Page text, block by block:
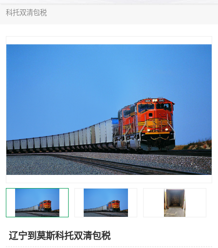
科托双清包税
辽宁到莫斯科托双清包税
中欧班列
蒙古乌兰巴托双清包税 蒙古乌兰巴